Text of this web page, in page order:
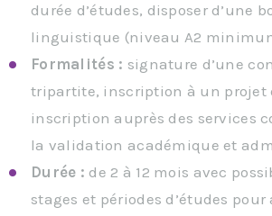
durée d’études, disposer d’une
linguistique (niveau A2
Formalités : signature d’une
tripartite, inscription à un projet
inscription auprès des services
la validation académique et
Durée : de 2 à 12 mois avec
stages et périodes d’études